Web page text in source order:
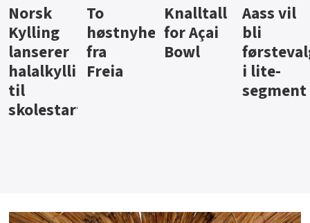
Knalltall
for Açai
Bowl
Aass vil
bli
førstevalg
i lite-
Brus og
jus fra
Berentsen
Hard
iste fra
Hansa